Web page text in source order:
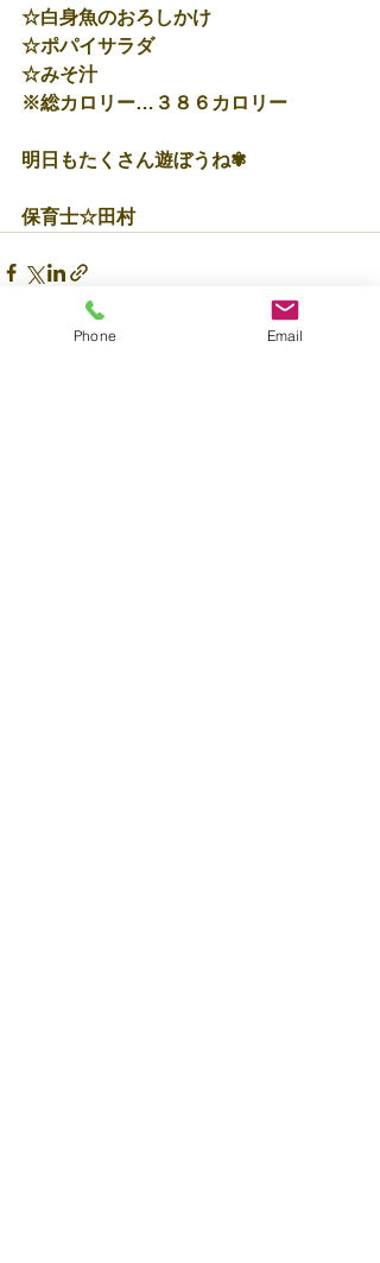
☆白身魚のおろしかけ
☆ポパイサラダ
☆みそ汁
※総カロリー…３８６カロリー
明日もたくさん遊ぼうね✾
保育士☆田村
Phone Email